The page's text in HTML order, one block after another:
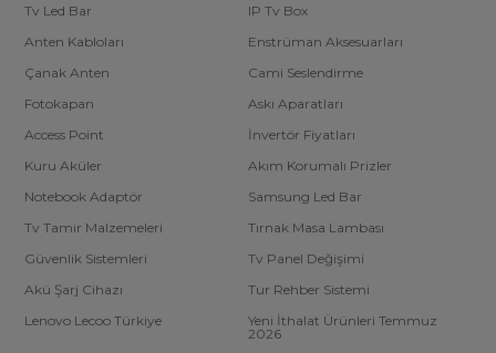
Tv Led Bar
IP Tv Box
Anten Kabloları
Enstrüman Aksesuarları
Çanak Anten
Cami Seslendirme
Fotokapan
Askı Aparatları
Access Point
İnvertör Fiyatları
Kuru Aküler
Akım Korumalı Prizler
Notebook Adaptör
Samsung Led Bar
Tv Tamir Malzemeleri
Tırnak Masa Lambası
Güvenlik Sistemleri
Tv Panel Değişimi
Akü Şarj Cihazı
Tur Rehber Sistemi
Lenovo Lecoo Türkiye
Yeni İthalat Ürünleri Temmuz
2026